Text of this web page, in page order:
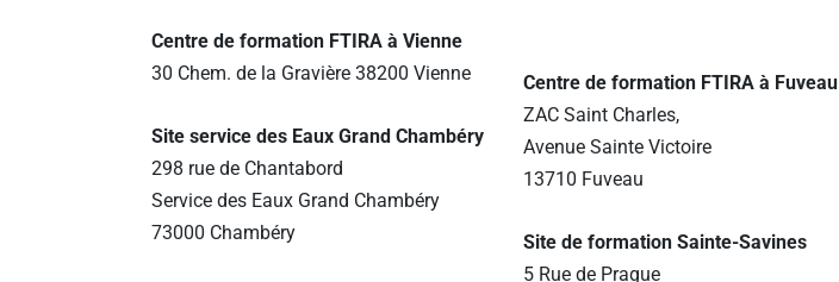
Centre de formation FTIRA à Vienne
30 Chem. de la Gravière 38200 Vienne
Site service des Eaux Grand Chambéry
298 rue de Chantabord
Service des Eaux Grand Chambéry
73000 Chambéry
Centre de formation FTIRA à Fuveau
ZAC Saint Charles,
Avenue Sainte Victoire
13710 Fuveau
Site de formation Sainte-Savines
5 Rue de Prague